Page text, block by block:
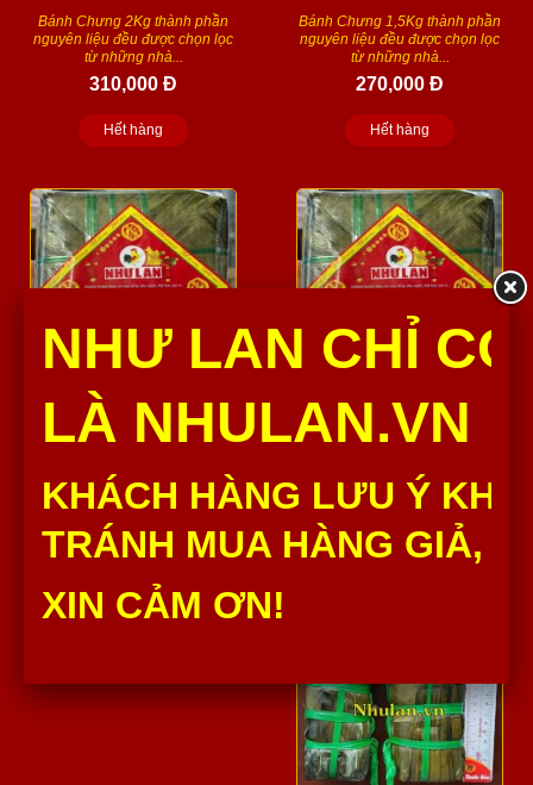
Bánh Chưng 2Kg thành phần
nguyên liệu đều được chọn lọc
từ những nhà...
310,000 Đ
Hết hàng
Bánh Chưng 1,5Kg thành phần
nguyên liệu đều được chọn lọc
từ những nhà...
270,000 Đ
Hết hàng
BÁNH CHƯNG 1,2KG
Bánh Chưng Như Lan 1,2Kg
được chọn lọc từ những...
200,000 Đ
Số lượng :
BÁNH CHƯNG 700G
Bánh Chưng Như Lan 700G/cái
được chọn lọc từ...
120,000 Đ
Hết hàng
NHƯ LAN CHỈ
LÀ NHULAN.VN
KHÁCH HÀNG LƯU Ý
TRÁNH MUA HÀNG GIẢ,
XIN CẢM ƠN!